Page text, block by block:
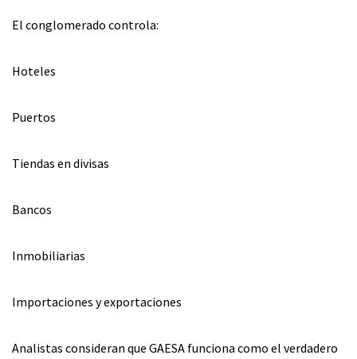
El conglomerado controla:
Hoteles
Puertos
Tiendas en divisas
Bancos
Inmobiliarias
Importaciones y exportaciones
Analistas consideran que GAESA funciona como el verdadero